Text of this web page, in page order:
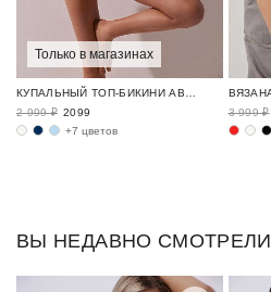
Только в магазинах
КУПАЛЬНЫЙ ТОП-БИКИНИ АВРОРА / SWIM BASE
2 999 ₽ 2099
+7 цветов
3 999 ₽
ВЫ НЕДАВНО СМОТРЕЛИ